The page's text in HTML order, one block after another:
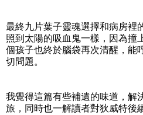
最終九片葉子靈魂選擇和病房裡
照到太陽的吸血鬼一樣，因為撞
個孩子也終於腦袋再次清醒，能
切問題。
我覺得這篇有些補遺的味道，解
旅，同時也一解讀者對狄威特後